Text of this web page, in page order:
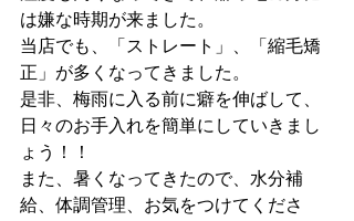
は嫌な時期が来ました。
当店でも、「ストレート」、「縮毛矯
正」が多くなってきました。
是非、梅雨に入る前に癖を伸ばして、
日々のお手入れを簡単にしていきまし
ょう！！
また、暑くなってきたので、水分補
給、体調管理、お気をつけてくださ